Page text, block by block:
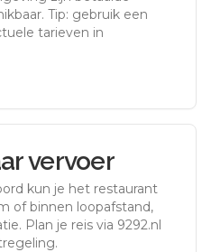
Tip: gebruik een
tarieven in
vervoer
kun je het restaurant
of binnen loopafstand,
Plan je reis via 9292.nl